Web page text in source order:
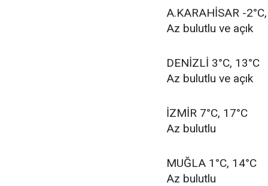
A.KARAHİSAR -
Az bulutlu ve açık
DENİZLİ 3°C, 13°C
Az bulutlu ve açık
İZMİR 7°C, 17°C
Az bulutlu
MUĞLA 1°C, 14°C
Az bulutlu